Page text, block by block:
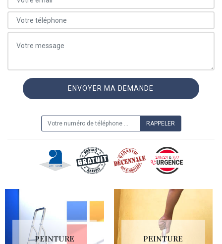
PEINTURE
PEINTURE